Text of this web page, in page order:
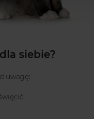
siebie?
uwagę: